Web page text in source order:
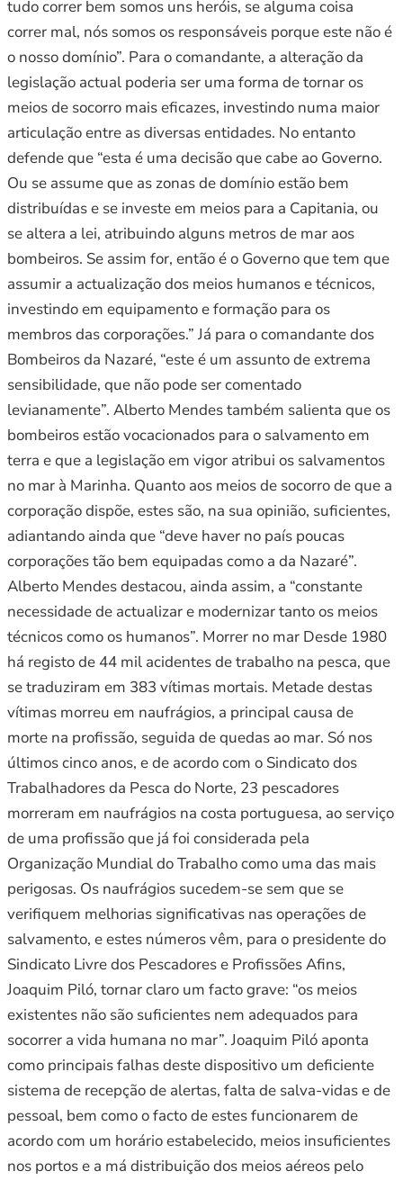
tudo correr bem somos uns heróis, se alguma coisa
correr mal, nós somos os responsáveis porque este não é
o nosso domínio”. Para o comandante, a alteração da
legislação actual poderia ser uma forma de tornar os
meios de socorro mais eficazes, investindo numa maior
articulação entre as diversas entidades. No entanto
defende que “esta é uma decisão que cabe ao Governo.
Ou se assume que as zonas de domínio estão bem
distribuídas e se investe em meios para a Capitania, ou
se altera a lei, atribuindo alguns metros de mar aos
bombeiros. Se assim for, então é o Governo que tem que
assumir a actualização dos meios humanos e técnicos,
investindo em equipamento e formação para os
membros das corporações.” Já para o comandante dos
Bombeiros da Nazaré, “este é um assunto de extrema
sensibilidade, que não pode ser comentado
levianamente”. Alberto Mendes também salienta que os
bombeiros estão vocacionados para o salvamento em
terra e que a legislação em vigor atribui os salvamentos
no mar à Marinha. Quanto aos meios de socorro de que a
corporação dispõe, estes são, na sua opinião, suficientes,
adiantando ainda que “deve haver no país poucas
corporações tão bem equipadas como a da Nazaré”.
Alberto Mendes destacou, ainda assim, a “constante
necessidade de actualizar e modernizar tanto os meios
técnicos como os humanos”. Morrer no mar Desde 1980
há registo de 44 mil acidentes de trabalho na pesca, que
se traduziram em 383 vítimas mortais. Metade destas
vítimas morreu em naufrágios, a principal causa de
morte na profissão, seguida de quedas ao mar. Só nos
últimos cinco anos, e de acordo com o Sindicato dos
Trabalhadores da Pesca do Norte, 23 pescadores
morreram em naufrágios na costa portuguesa, ao serviço
de uma profissão que já foi considerada pela
Organização Mundial do Trabalho como uma das mais
perigosas. Os naufrágios sucedem-se sem que se
verifiquem melhorias significativas nas operações de
salvamento, e estes números vêm, para o presidente do
Sindicato Livre dos Pescadores e Profissões Afins,
Joaquim Piló, tornar claro um facto grave: “os meios
existentes não são suficientes nem adequados para
socorrer a vida humana no mar”. Joaquim Piló aponta
como principais falhas deste dispositivo um deficiente
sistema de recepção de alertas, falta de salva-vidas e de
pessoal, bem como o facto de estes funcionarem de
acordo com um horário estabelecido, meios insuficientes
nos portos e a má distribuição dos meios aéreos pelo